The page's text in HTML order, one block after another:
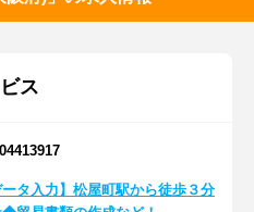
ス
ータ入力】松屋町駅から徒歩３分